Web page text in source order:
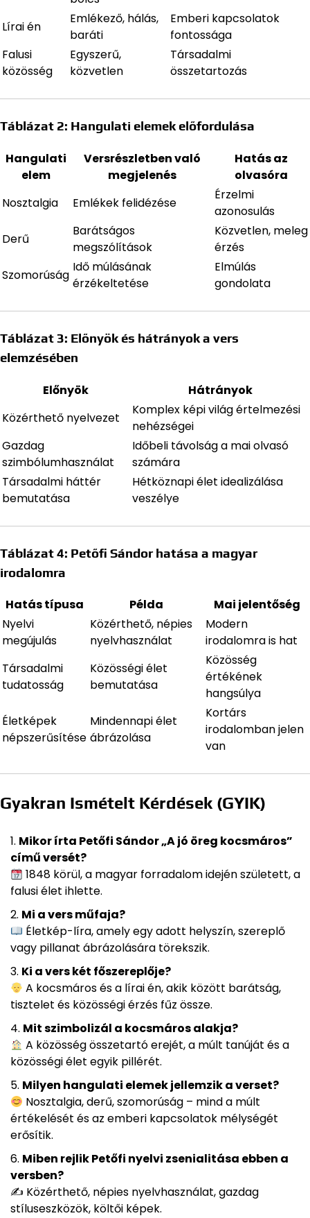
Lírai én
Emlékező, hálás,
baráti
Emberi kapcsolatok
fontossága
Falusi
közösség
Egyszerű,
közvetlen
Társadalmi
összetartozás
Táblázat 2: Hangulati elemek előfordulása
Hangulati
elem
Versrészletben való
megjelenés
Hatás az
olvasóra
Nosztalgia
Emlékek felidézése
Érzelmi
azonosulás
Derű
Barátságos
megszólítások
Közvetlen, meleg
érzés
Szomorúság
Idő múlásának
érzékeltetése
Elmúlás
gondolata
Táblázat 3: Előnyök és hátrányok a vers
elemzésében
Előnyök
Hátrányok
Közérthető nyelvezet
Komplex képi világ értelmezési
nehézségei
Gazdag
szimbólumhasználat
Időbeli távolság a mai olvasó
számára
Társadalmi háttér
bemutatása
Hétköznapi élet idealizálása
veszélye
Táblázat 4: Petőfi Sándor hatása a magyar
irodalomra
Hatás típusa Példa
Mai jelentőség
Nyelvi
megújulás
Közérthető, népies
nyelvhasználat
Modern
irodalomra is hat
Társadalmi
tudatosság
Közösségi élet
bemutatása
Közösség
értékének
hangsúlya
Életképek
népszerűsítése
Mindennapi élet
ábrázolása
Kortárs
irodalomban jelen
van
Gyakran Ismételt Kérdések (GYIK)
Mikor írta Petőfi Sándor „A jó öreg kocsmáros”
című versét?
1848 körül, a magyar forradalom idején született, a
falusi élet ihlette.
Mi a vers műfaja?
Életkép-líra, amely egy adott helyszín, szereplő
vagy pillanat ábrázolására törekszik.
Ki a vers két főszereplője?
A kocsmáros és a lírai én, akik között barátság,
tisztelet és közösségi érzés fűz össze.
Mit szimbolizál a kocsmáros alakja?
A közösség összetartó erejét, a múlt tanúját és a
közösségi élet egyik pillérét.
Milyen hangulati elemek jellemzik a verset?
Nosztalgia, derű, szomorúság – mind a múlt
értékelését és az emberi kapcsolatok mélységét
erősítik.
Miben rejlik Petőfi nyelvi zsenialitása ebben a
versben?
✍️ Közérthető, népies nyelvhasználat, gazdag
stíluseszközök, költői képek.